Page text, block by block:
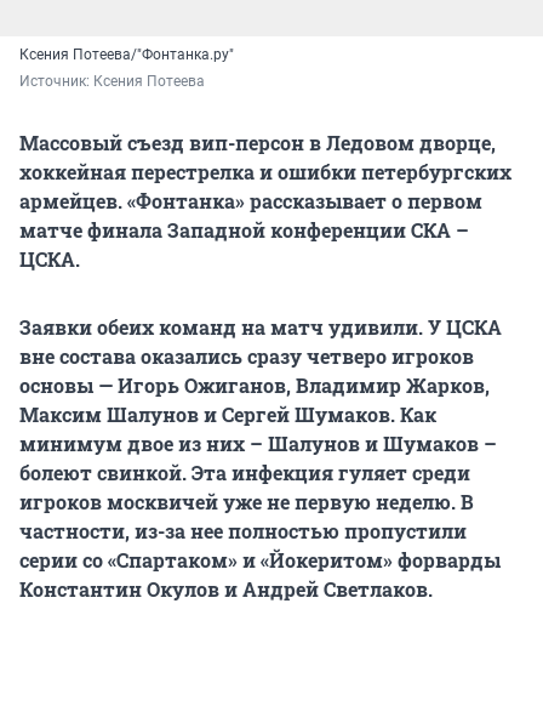
Ксения Потеева/"Фонтанка.ру"
Источник: Ксения Потеева
Массовый съезд вип-персон в Ледовом дворце,
хоккейная перестрелка и ошибки петербургских
армейцев. «Фонтанка» рассказывает о первом
матче финала Западной конференции СКА –
ЦСКА.
Заявки обеих команд на матч удивили. У ЦСКА
вне состава оказались сразу четверо игроков
основы — Игорь Ожиганов, Владимир Жарков,
Максим Шалунов и Сергей Шумаков. Как
минимум двое из них – Шалунов и Шумаков –
болеют свинкой. Эта инфекция гуляет среди
игроков москвичей уже не первую неделю. В
частности, из-за нее полностью пропустили
серии со «Спартаком» и «Йокеритом» форварды
Константин Окулов и Андрей Светлаков.